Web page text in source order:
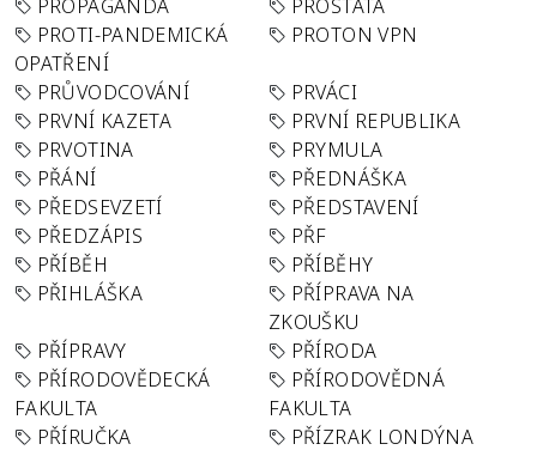
PROPAGANDA
PROSTATA
PROTI-PANDEMICKÁ
OPATŘENÍ
PROTON VPN
PRŮVODCOVÁNÍ
PRVÁCI
PRVNÍ KAZETA
PRVNÍ REPUBLIKA
PRVOTINA
PRYMULA
PŘÁNÍ
PŘEDNÁŠKA
PŘEDSEVZETÍ
PŘEDSTAVENÍ
PŘEDZÁPIS
PŘF
PŘÍBĚH
PŘÍBĚHY
PŘIHLÁŠKA
PŘÍPRAVA NA
ZKOUŠKU
PŘÍPRAVY
PŘÍRODA
PŘÍRODOVĚDECKÁ
FAKULTA
PŘÍRODOVĚDNÁ
FAKULTA
PŘÍRUČKA
PŘÍZRAK LONDÝNA